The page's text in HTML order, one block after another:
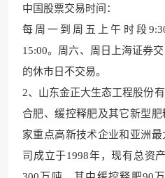
中国股票交易时间：
每周一到周五上午时段
15:00。周六、周日上海证券
的休市日不交易。
2、山东金正大生态工程股份
合肥、缓控释肥及其它新型肥
家重点高新技术企业和亚洲
司成立于1998年，现有总资